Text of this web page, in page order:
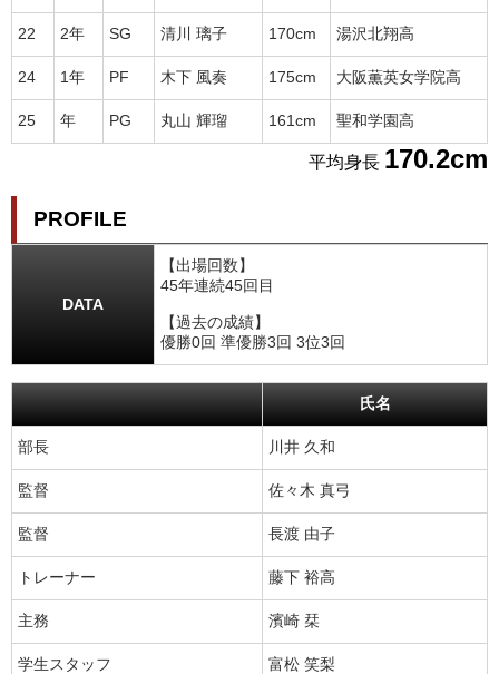
22 2年 SG 清川 璃子 170cm 湯沢北翔高
24 1年 PF 木下 風奏 175cm 大阪薫英女学院高
25 年 PG 丸山 輝瑠 161cm 聖和学園高
平均身長 170.2cm
PROFILE
DATA
【出場回数】
45年連続45回目
【過去の成績】
優勝0回 準優勝3回 3位3回
氏名
部長 川井 久和
監督 佐々木 真弓
監督 長渡 由子
トレーナー 藤下 裕高
主務 濱崎 栞
学生スタッフ 富松 笑梨